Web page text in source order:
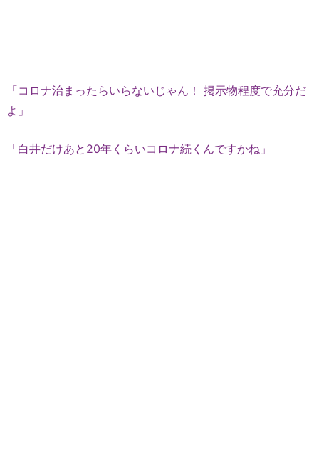
「コロナ治まったらいらないじゃん！ 掲示物程度で充分だ
よ」
「白井だけあと20年くらいコロナ続くんですかね」